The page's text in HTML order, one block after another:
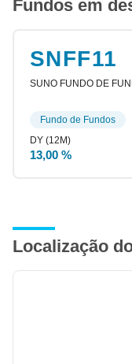
Fundos em
SNFF11
SUNO FUNDO DE
13,00 %
Fundo de Fundos
Localização